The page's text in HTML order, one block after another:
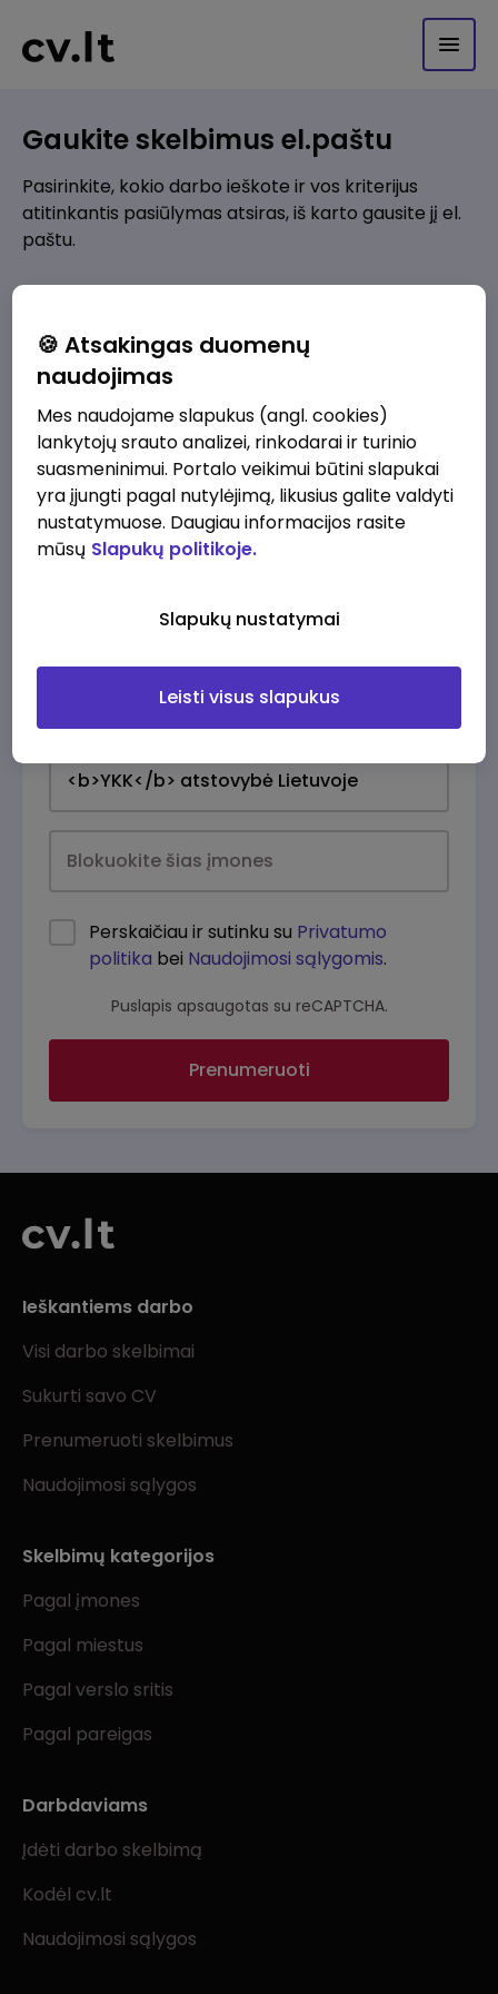
Gaukite skelbimus el.paštu
Pasirinkite, kokio darbo ieškote ir vos kriterijus
atitinkantis pasiūlymas atsiras, iš karto gausite jį el.
paštu.
Pridėti naują
Kokios srities darbo pasiūlymai jus domina?
Pridėti naują
Perskaičiau ir sutinku su Privatumo
politika bei Naudojimosi sąlygomis.
Puslapis apsaugotas su reCAPTCHA.
Prenumeruoti
Ieškantiems darbo
Visi darbo skelbimai
Sukurti savo CV
Prenumeruoti skelbimus
Naudojimosi sąlygos
Skelbimų kategorijos
Pagal įmones
Pagal miestus
Pagal verslo sritis
Pagal pareigas
Darbdaviams
Įdėti darbo skelbimą
Kodėl cv.lt
Naudojimosi sąlygos
🍪 Atsakingas duomenų
naudojimas
Mes naudojame slapukus (angl. cookies)
lankytojų srauto analizei, rinkodarai ir turinio
suasmeninimui. Portalo veikimui būtini slapukai
yra įjungti pagal nutylėjimą, likusius galite valdyti
nustatymuose. Daugiau informacijos rasite
mūsų Slapukų politikoje.
Slapukų nustatymai
Leisti visus slapukus